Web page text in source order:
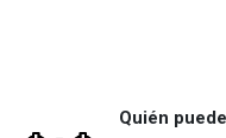
Quién